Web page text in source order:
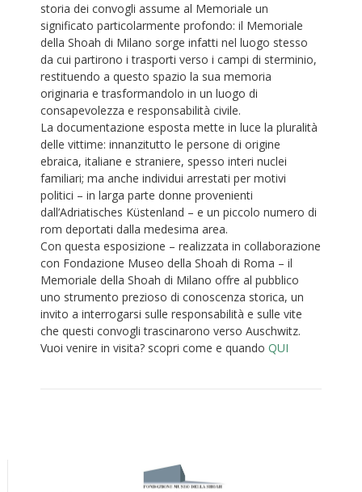
storia dei convogli assume al Memoriale un
significato particolarmente profondo: il Memoriale
della Shoah di Milano sorge infatti nel luogo stesso
da cui partirono i trasporti verso i campi di sterminio,
restituendo a questo spazio la sua memoria
originaria e trasformandolo in un luogo di
consapevolezza e responsabilità civile.
La documentazione esposta mette in luce la pluralità
delle vittime: innanzitutto le persone di origine
ebraica, italiane e straniere, spesso interi nuclei
familiari; ma anche individui arrestati per motivi
politici – in larga parte donne provenienti
dall’Adriatisches Küstenland – e un piccolo numero di
rom deportati dalla medesima area.
Con questa esposizione – realizzata in collaborazione
con Fondazione Museo della Shoah di Roma – il
Memoriale della Shoah di Milano offre al pubblico
uno strumento prezioso di conoscenza storica, un
invito a interrogarsi sulle responsabilità e sulle vite
che questi convogli trascinarono verso Auschwitz.
Vuoi venire in visita? scopri come e quando QUI